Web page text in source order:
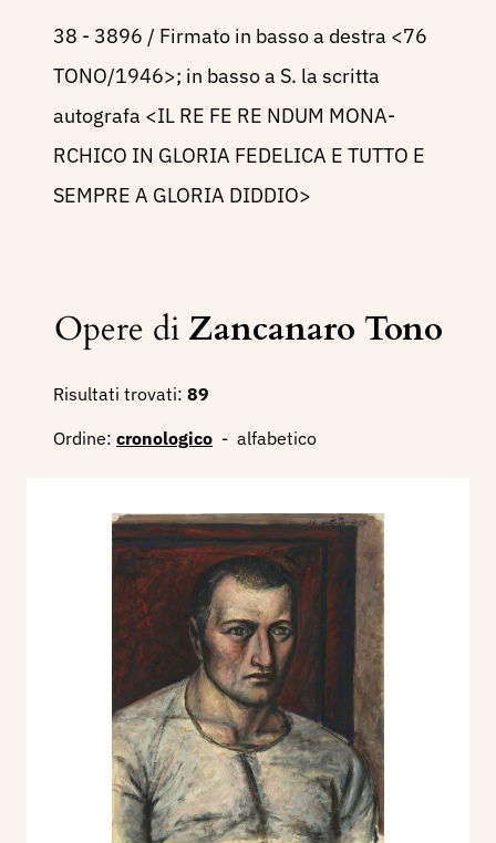
38 - 3896 / Firmato in basso a destra <76
TONO/1946>; in basso a S. la scritta
autografa <IL RE FE RE NDUM MONA-
RCHICO IN GLORIA FEDELICA E TUTTO E
SEMPRE A GLORIA DIDDIO>
Opere di Zancanaro Tono
Risultati trovati: 89
Ordine: cronologico - alfabetico